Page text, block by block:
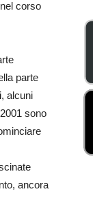
corso
parte
alcuni
sono
ancora